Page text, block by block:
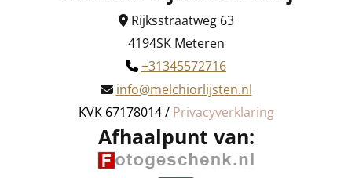
Rijksstraatweg 63
4194SK Meteren
 +31345572716
 info@melchiorlijsten.nl
KVK 67178014 / Privacyverklaring
Afhaalpunt van: